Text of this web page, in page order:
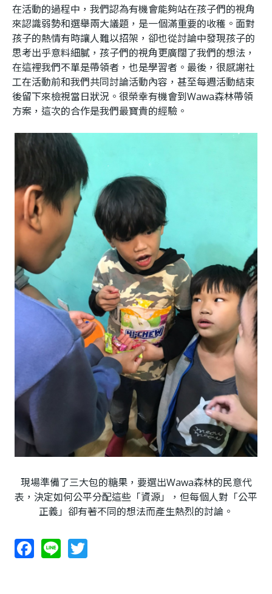
在活動的過程中，我們認為有機會能夠站在孩子們的視角
來認識弱勢和選舉兩大議題，是一個滿重要的收穫。面對
孩子的熱情有時讓人難以招架，卻也從討論中發現孩子的
思考出乎意料細膩，孩子們的視角更廣闊了我們的想法，
在這裡我們不單是帶領者，也是學習者。最後，很感謝社
工在活動前和我們共同討論活動內容，甚至每週活動結束
後留下來檢視當日狀況。很榮幸有機會到Wawa森林帶領
方案，這次的合作是我們最寶貴的經驗。
現場準備了三大包的糖果，要選出Wawa森林的民意代
表，決定如何公平分配這些「資源」，但每個人對「公平
正義」卻有著不同的想法而產生熱烈的討論。
F
ac
Li
n